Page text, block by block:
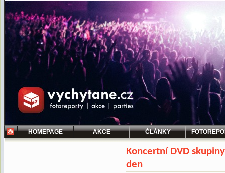
HOMEPAGE AKCE ČLÁNKY
Koncertní DVD
den